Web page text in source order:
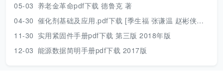
05-03 养老金革命pdf下载 德鲁克 著
04-30 催化剂基础及应用.pdf下载 [季生福 张谦温 赵彬侠编] 2011年版
11-30 实用紧固件手册pdf下载 第三版 2018年版
12-03 能源数据简明手册pdf下载 2017版